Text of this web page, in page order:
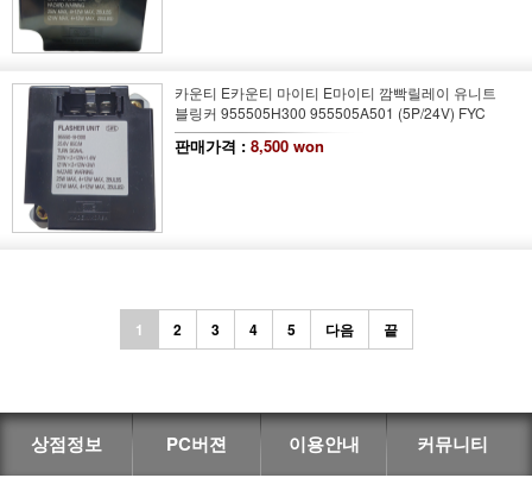
카운티 E카운티 마이티 E마이티 깜빡릴레이 유니트
블링커 955505H300 955505A501 (5P/24V) FYC
판매가격 : 8,500 won
1 2 3 4 5 다음 끝
상점정보 PC버젼 이용안내 커뮤니티